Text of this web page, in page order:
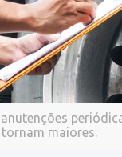
tornam maiores.